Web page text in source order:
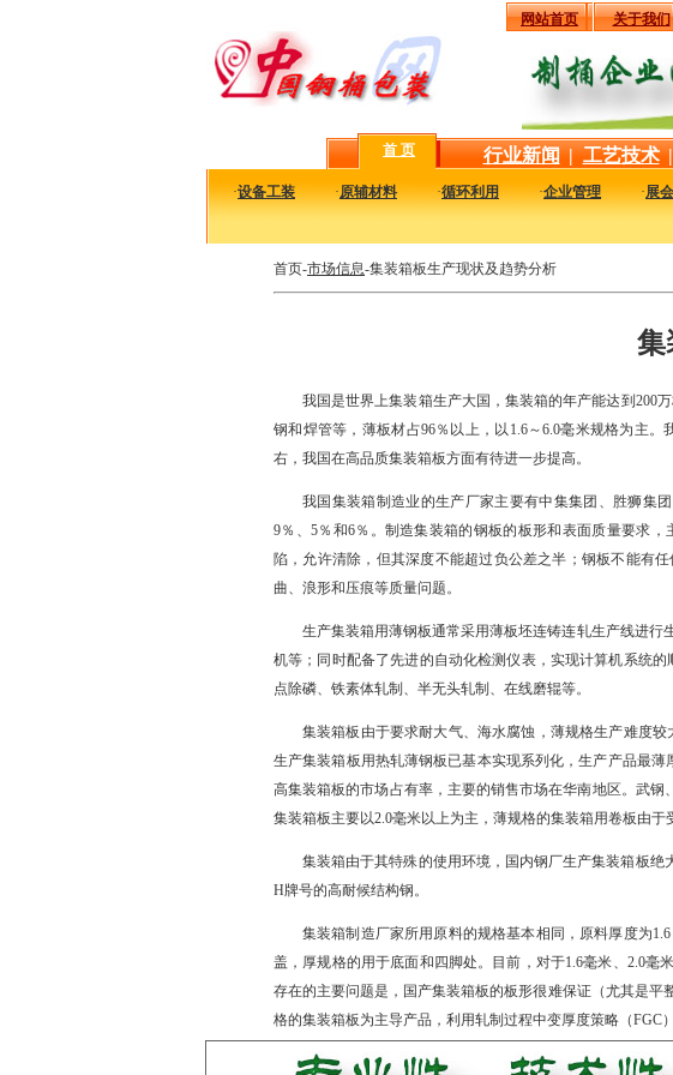
网站首页 关于我们
首 页
行业新闻 | 工艺技术 |
·设备工装 ·原辅材料 ·循环利用 ·企业管理 ·展
首页-市场信息-集装箱板生产现状及趋势分析
集
我国是世界上集装箱生产大国，集装箱的年产能达到200
钢和焊管等，薄板材占96％以上，以1.6～6.0毫米规格为主
右，我国在高品质集装箱板方面有待进一步提高。
我国集装箱制造业的生产厂家主要有中集集团、胜狮集
9％、5％和6％。制造集装箱的钢板的板形和表面质量要求
陷，允许清除，但其深度不能超过负公差之半；钢板不能有
曲、浪形和压痕等质量问题。
生产集装箱用薄钢板通常采用薄板坯连铸连轧生产线进行
机等；同时配备了先进的自动化检测仪表，实现计算机系统
点除磷、铁素体轧制、半无头轧制、在线磨辊等。
集装箱板由于要求耐大气、海水腐蚀，薄规格生产难度
生产集装箱板用热轧薄钢板已基本实现系列化，生产产品最
高集装箱板的市场占有率，主要的销售市场在华南地区。武
集装箱板主要以2.0毫米以上为主，薄规格的集装箱用卷板由于
集装箱由于其特殊的使用环境，国内钢厂生产集装箱板绝
H牌号的高耐候结构钢。
集装箱制造厂家所用原料的规格基本相同，原料厚度为
盖，厚规格的用于底面和四脚处。目前，对于1.6毫米、2.0
存在的主要问题是，国产集装箱板的板形很难保证（尤其是
格的集装箱板为主导产品，利用轧制过程中变厚度策略（